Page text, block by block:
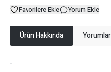
Favorilere Ekle Yorum Ekle
Ürün Hakkında Yorumlar
-